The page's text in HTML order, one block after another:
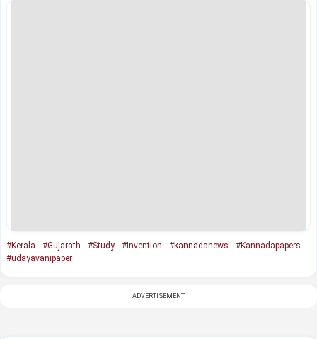
#Kerala #Gujarath #Study #Invention #kannadanews
#Kannadapapers
#udayavanipaper
ADVERTISEMENT